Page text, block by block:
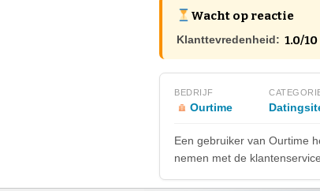
Wacht op reactie
Klanttevredenheid: 1.0/10
BEDRIJF
Ourtime
Een gebruiker van Ourtime
nemen met de